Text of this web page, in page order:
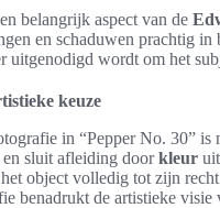
belangrijk aspect van de
en schaduwen prachtig in
uitgenodigd wordt om het
keuze
in “Pepper No. 30” is
en sluit afleiding doorkleur
object volledig tot zijn
benadrukt de artistieke visie